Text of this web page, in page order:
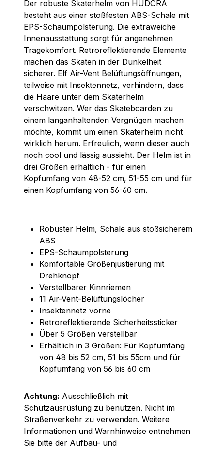
Der robuste Skaterhelm von HUDORA
besteht aus einer stoßfesten ABS-Schale mit
EPS-Schaumpolsterung. Die extraweiche
Innenausstattung sorgt für angenehmen
Tragekomfort. Retroreflektierende Elemente
machen das Skaten in der Dunkelheit
sicherer. Elf Air-Vent Belüftungsöffnungen,
teilweise mit Insektennetz, verhindern, dass
die Haare unter dem Skaterhelm
verschwitzen. Wer das Skateboarden zu
einem langanhaltenden Vergnügen machen
möchte, kommt um einen Skaterhelm nicht
wirklich herum. Erfreulich, wenn dieser auch
noch cool und lässig aussieht. Der Helm ist in
drei Größen erhältlich - für einen
Kopfumfang von 48-52 cm, 51-55 cm und für
einen Kopfumfang von 56-60 cm.
Robuster Helm, Schale aus stoßsicherem
ABS
EPS-Schaumpolsterung
Komfortable Größenjustierung mit
Drehknopf
Verstellbarer Kinnriemen
11 Air-Vent-Belüftungslöcher
Insektennetz vorne
Retroreflektierende Sicherheitssticker
Über 5 Größen verstellbar
Erhältlich in 3 Größen: Für Kopfumfang
von 48 bis 52 cm, 51 bis 55cm und für
Kopfumfang von 56 bis 60 cm
Achtung: Ausschließlich mit
Schutzausrüstung zu benutzen. Nicht im
Straßenverkehr zu verwenden. Weitere
Informationen und Warnhinweise entnehmen
Sie bitte der Aufbau- und